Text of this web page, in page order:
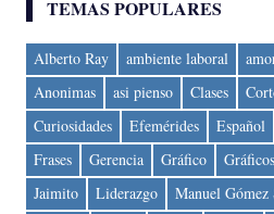
TEMAS POPULARES
Alberto Ray ambiente laboral
Anonimas
asi pienso Clases
Curiosidades
Efemérides Español
Frases
Gerencia Gráfico Gráficos
Jaimito
Liderazgo Manuel Gómez